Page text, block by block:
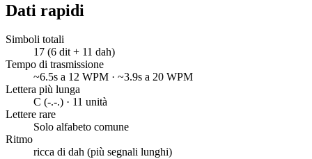
Dati rapidi
Simboli totali
17 (6 dit + 11 dah)
Tempo di trasmissione
~6.5s a 12 WPM · ~3.9s a 20 WPM
Lettera più lunga
C (-.-.) · 11 unità
Lettere rare
Solo alfabeto comune
Ritmo
ricca di dah (più segnali lunghi)